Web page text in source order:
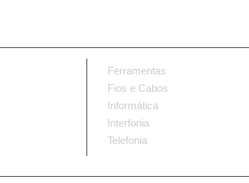
Ferramentas
Fios e Cabos
Informática
Interfonia
Telefonia